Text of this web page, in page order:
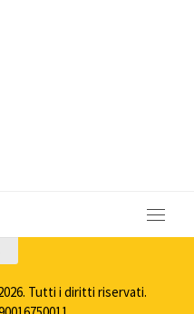
Tutti i diritti riservati.